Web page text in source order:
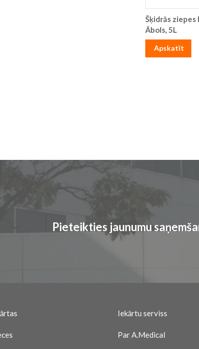
Šķidrās ziepes
Ābols, 5L
Apskatīt
Pieteikties jaunumu
Iekārtu serviss
Par A.Medical